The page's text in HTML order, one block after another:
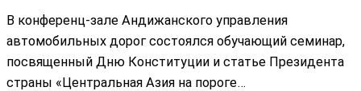
В конференц-зале Андижанского управления
автомобильных дорог состоялся обучающий семинар,
посвященный Дню Конституции и статье Президента
страны «Центральная Азия на пороге…